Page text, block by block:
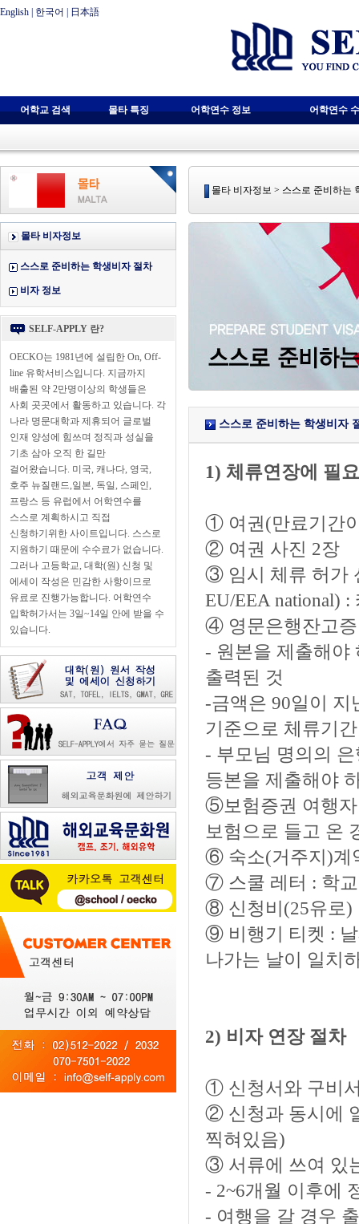
English 한국어 日本語
어학교 검색 몰타 특징 어학연수 정보 어학연수
몰타 비자정보
스스로 준비하는 학생비자 절차
비자 정보
SELF-APPLY 란?
OECKO는 1981년에 설립한 On, Off-
line 유학서비스입니다. 지금까지
배출된 약 2만명이상의 학생들은
사회 곳곳에서 활동하고 있습니다. 각
나라 명문대학과 제휴되어 글로벌
인재 양성에 힘쓰며 정직과 성실을
기초 삼아 오직 한 길만
걸어왔습니다. 미국, 캐나다, 영국,
호주 뉴질랜드,일본, 독일, 스페인,
프랑스 등 유럽에서 어학연수를
스스로 계획하시고 직접
신청하기위한 사이트입니다. 스스로
지원하기 때문에 수수료가 없습니다.
그러나 고등학교, 대학(원) 신청 및
에세이 작성은 민감한 사항이므로
유료로 진행가능합니다. 어학연수
입학허가서는 3일~14일 안에 받을 수
있습니다.
몰타 비자정보 > 스스로 준비하는
스스로 준비하는 학생비자
1) 체류연장에 필
① 여권(만료기간
② 여권 사진 2장
③ 임시 체류 허가
EU/EEA national)
④ 영문은행잔고
- 원본을 제출해야
출력된 것
-금액은 90일이 지
기준으로 체류기
- 부모님 명의의
등본을 제출해야
⑤보험증권 여행자
보험으로 들고 온
⑥ 숙소(거주지)계
⑦ 스쿨 레터 : 학
⑧ 신청비(25유로)
⑨ 비행기 티켓 :
나가는 날이 일치
2) 비자 연장 절차
① 신청서와 구비
② 신청과 동시에
찍혀있음)
③ 서류에 쓰여 있
- 2~6개월 이후에
- 여행을 갈 경우